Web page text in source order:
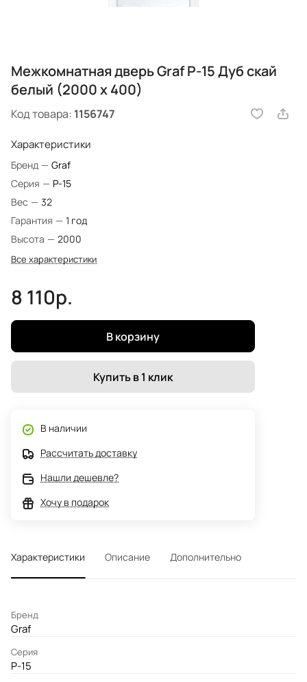
Межкомнатная дверь Graf P-15 Дуб скай
белый (2000 х 400)
Код товара: 1156747
Характеристики
Бренд — Graf
Серия — P-15
Вес — 32
Гарантия — 1 год
Высота — 2000
Все характеристики
8 110р.
В корзину
Купить в 1 клик
В наличии
Рассчитать доставку
Нашли дешевле?
Хочу в подарок
Характеристики Описание Дополнительно
Бренд
Graf
Серия
P-15